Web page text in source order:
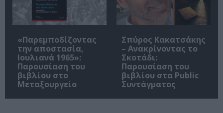
«Παρεμποδίζοντας
την αποστασία,
Ιουλιανά 1965»:
Παρουσίαση του
βιβλίου στο
Μεταξουργείο
Σπύρος Κακατσάκης
– Ανακρίνοντας το
Σκοτάδι:
Παρουσίαση του
βιβλίου στα Public
Συντάγματος